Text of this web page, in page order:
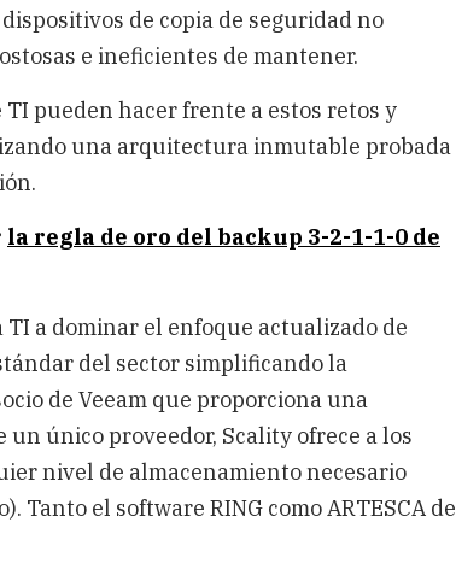
de copia de seguridad no
e ineficientes de mantener.
TI pueden hacer frente a estos retos y
una arquitectura inmutable probada
la regla de oro del backup 3-2-1-1-0 de
a dominar el enfoque actualizado de
del sector simplificando la
de Veeam que proporciona una
único proveedor, Scality ofrece a los
nivel de almacenamiento necesario
Tanto el software RING como ARTESCA de